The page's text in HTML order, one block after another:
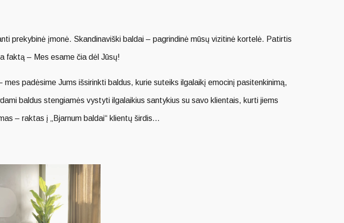
Lentynų sistema virtuvei
prekybinė įmonė. Skandinaviški baldai – pagrindinė mūsų vizitinė kortelė. Patirtis
faktą – Mes esame čia dėl Jūsų!
padėsime Jums išsirinkti baldus, kurie suteiks ilgalaikį emocinį pasitenkinimą,
baldus stengiamės vystyti ilgalaikius santykius su savo klientais, kurti jiems
– raktas į „Bjarnum baldai“ klientų širdis...
kuriuose dominuoja elegancija, glotnios linijos, nėra aštrių kampų,